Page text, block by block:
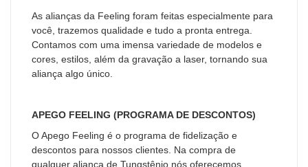
As alianças da Feeling foram feitas especialmente para
você, trazemos qualidade e tudo a pronta entrega.
Contamos com uma imensa variedade de modelos e
cores, estilos, além da gravação a laser, tornando sua
aliança algo único.
APEGO FEELING (PROGRAMA DE DESCONTOS)
O Apego Feeling é o programa de fidelização e
descontos para nossos clientes. Na compra de
qualquer aliança de Tungstênio nós oferecemos